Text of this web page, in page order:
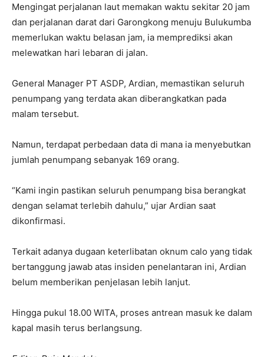
Mengingat perjalanan laut memakan waktu sekitar 20 jam
dan perjalanan darat dari Garongkong menuju Bulukumba
memerlukan waktu belasan jam, ia memprediksi akan
melewatkan hari lebaran di jalan.
General Manager PT ASDP, Ardian, memastikan seluruh
penumpang yang terdata akan diberangkatkan pada
malam tersebut.
Namun, terdapat perbedaan data di mana ia menyebutkan
jumlah penumpang sebanyak 169 orang.
“Kami ingin pastikan seluruh penumpang bisa berangkat
dengan selamat terlebih dahulu,” ujar Ardian saat
dikonfirmasi.
Terkait adanya dugaan keterlibatan oknum calo yang tidak
bertanggung jawab atas insiden penelantaran ini, Ardian
belum memberikan penjelasan lebih lanjut.
Hingga pukul 18.00 WITA, proses antrean masuk ke dalam
kapal masih terus berlangsung.